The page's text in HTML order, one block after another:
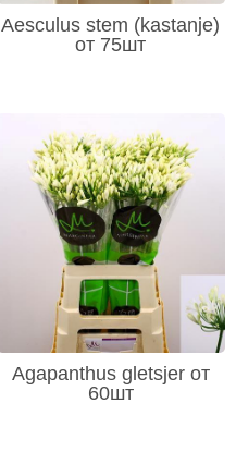
Aesculus stem (kastanje)
от 75шт
Agapanthus gletsjer от
60шт